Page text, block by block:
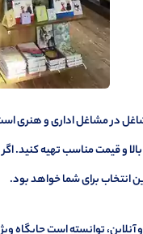
در مشاغل اداری و هنری
و قیمت مناسب تهیه کنید.
انتخاب برای شما خواهد بود.